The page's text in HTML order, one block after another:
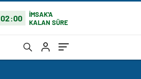
02:00
İMSAK'A
KALAN SÜRE